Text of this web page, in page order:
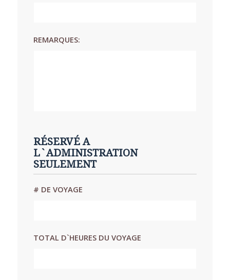
REMARQUES:
RÉSERVÉ A
L`ADMINISTRATION
SEULEMENT
# DE VOYAGE
TOTAL D`HEURES DU VOYAGE